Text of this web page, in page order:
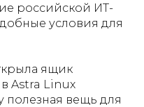
российской ИТ-
условия для
ящик
Astra Linux
полезная вещь для